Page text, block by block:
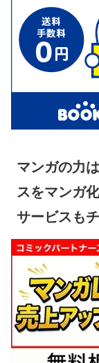
マンガの力
スをマンガ
サービスも